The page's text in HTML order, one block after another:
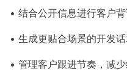
• 结合公开信息进行客户
• 生成更贴合场景的开发话
• 管理客户跟进节奏，减少